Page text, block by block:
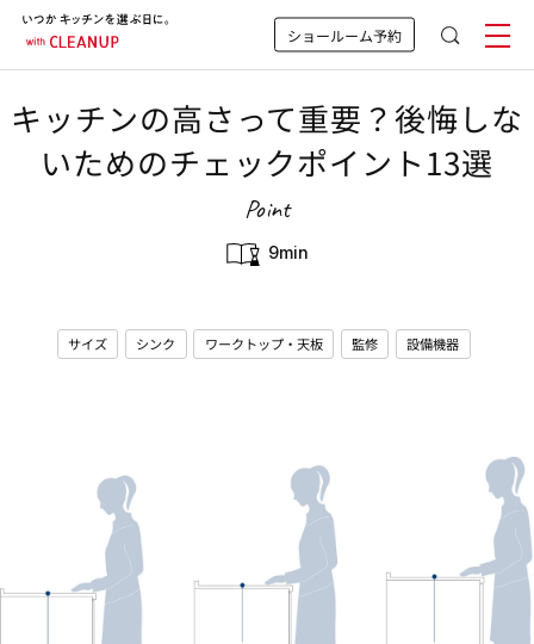
ショールーム予約
キッチンの高さって重要？後悔しな
いためのチェックポイント13選
Point
9min
サイズ シンク ワークトップ・天板 監修 設備機器